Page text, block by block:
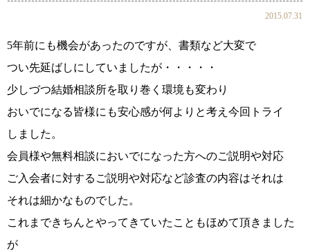
ご来店WEB予約 婚活キャンペーン
2015.07.31
5年前にも機会があったのですが、書類など大変で
つい先延ばしにしていましたが・・・・・
少しづつ結婚相談所を取り巻く環境も変わり
おいでになる皆様にも安心感が何よりと考え今回トライ
しました。
会員様や無料相談においでになった方へのご説明や対応
ご入会者に対するご説明や対応など診査の内容はそれは
それは細かなものでした。
これまできちんとやってきていたこともほめて頂きました
が